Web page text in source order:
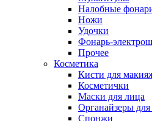
Налобные
Ножи
Удочки
Фонарь-
Прочее
Косметика
Кисти для
Косметички
Маски для лица
Органайзеры для
Спонжи